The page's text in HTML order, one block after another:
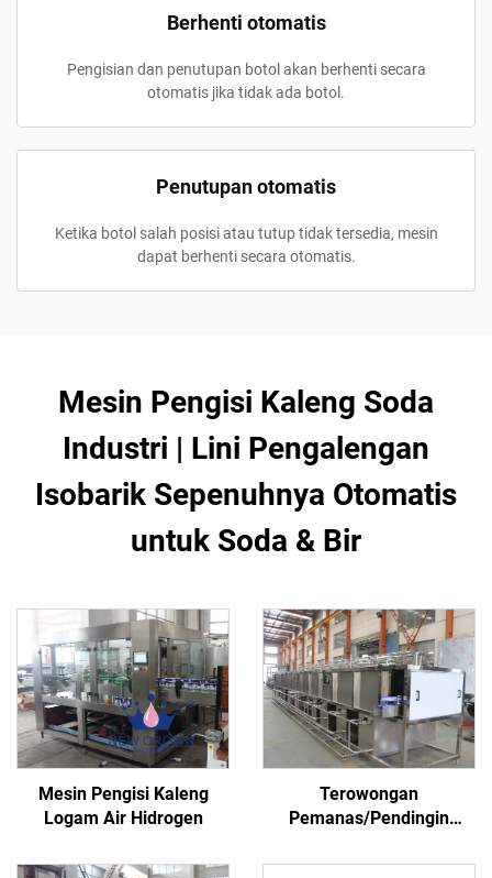
Berhenti otomatis
Pengisian dan penutupan botol akan berhenti secara
otomatis jika tidak ada botol.
Penutupan otomatis
Ketika botol salah posisi atau tutup tidak tersedia, mesin
dapat berhenti secara otomatis.
Mesin Pengisi Kaleng Soda
Industri | Lini Pengalengan
Isobarik Sepenuhnya Otomatis
untuk Soda & Bir
Mesin Pengisi Kaleng
Logam Air Hidrogen
Terowongan
Pemanas/Pendingin